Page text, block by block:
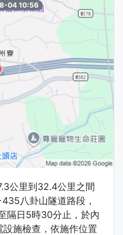
04 10:56
公里到32.4公里之間
八卦山隧道路段，
隔日5時30分止，於內
施檢查，依施作位置